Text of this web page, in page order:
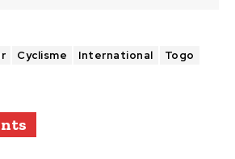
Cyclisme International Togo